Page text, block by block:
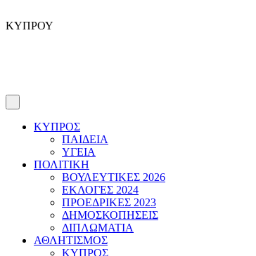
ΚΥΠΡΟΥ
ΚΥΠΡΟΣ
ΠΑΙΔΕΙΑ
ΥΓΕΙΑ
ΠΟΛΙΤΙΚΗ
ΒΟΥΛΕΥΤΙΚΕΣ 2026
ΕΚΛΟΓΕΣ 2024
ΠΡΟΕΔΡΙΚΕΣ 2023
ΔΗΜΟΣΚΟΠΗΣΕΙΣ
ΔΙΠΛΩΜΑΤΙΑ
ΑΘΛΗΤΙΣΜΟΣ
ΚΥΠΡΟΣ